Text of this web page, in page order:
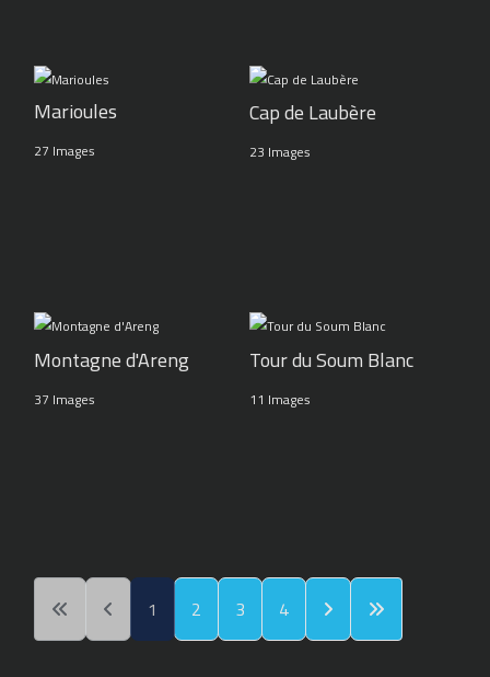
Marioules
27 Images
Cap de Laubère
23 Images
Montagne d'Areng
37 Images
Tour du Soum Blanc
11 Images
1 2 3 4